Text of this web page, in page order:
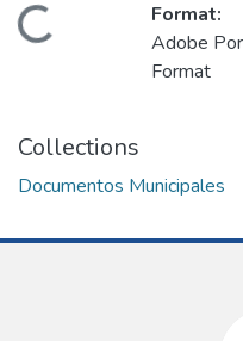
Loading...
Format:
Adobe
Format
Collections
Documentos Municipales